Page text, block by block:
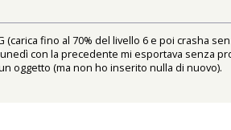
fino al 70% del livello 6 e poi crasha
con la precedente mi esportava senza
oggetto (ma non ho inserito nulla di nuovo).